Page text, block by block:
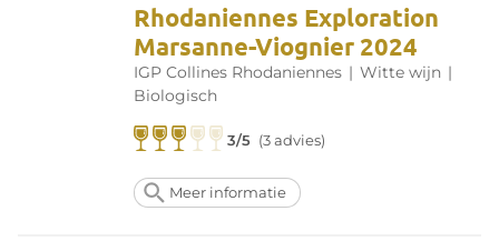
Rhodaniennes Exploration
Marsanne-Viognier 2024
IGP Collines Rhodaniennes | Witte wijn |
Biologisch
3/5 (3 advies)
Meer informatie